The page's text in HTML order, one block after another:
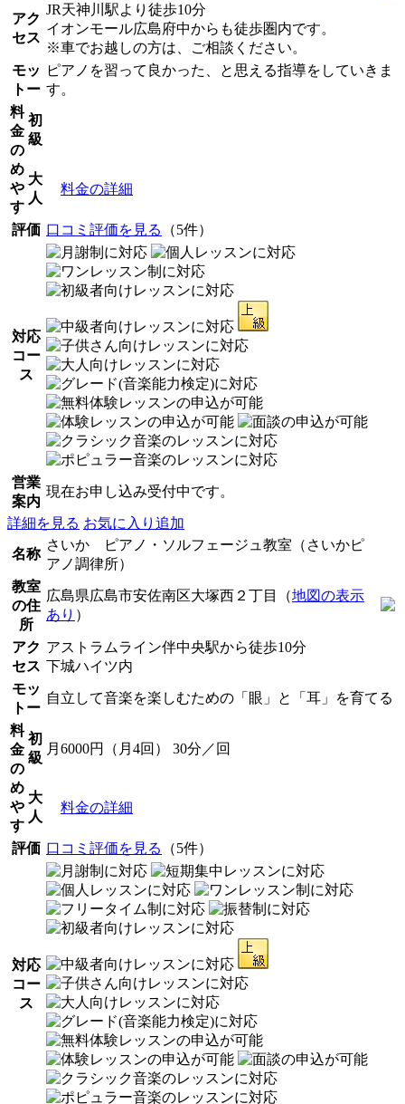
アク
セス
JR天神川駅より徒歩10分
イオンモール広島府中からも徒歩圏内です。
※車でお越しの方は、ご相談ください。
モッ
トー
ピアノを習って良かった、と思える指導をしていきま
す。
料
金
の
め
や
す
初
級
大
人
料金の詳細
評価 口コミ評価を見る （5件）
対応
コー
ス
営業
案内
現在お申し込み受付中です。
詳細を見る お気に入り追加
名称
さいか ピアノ・ソルフェージュ教室（さいかピ
アノ調律所）
教室
の住
所
広島県広島市安佐南区大塚西２丁目（地図の表示
あり ）
アク
セス
アストラムライン伴中央駅から徒歩10分
下城ハイツ内
モッ
トー
自立して音楽を楽しむための「眼」と「耳」を育てる
料
金
の
め
や
す
初
級
月6000円（月4回） 30分／回
大
人
料金の詳細
評価 口コミ評価を見る （5件）
対応
コー
ス